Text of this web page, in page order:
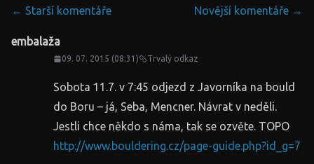
Navigace
komentářích
← Starší komentáře Novější komentáře →
embalaža
09. 07. 2015 (08:31) Trvalý odkaz
Sobota 11.7. v 7:45 odjezd z Javorníka na bould
do Boru – já, Seba, Mencner. Návrat v neděli.
Jestli chce někdo s náma, tak se ozvěte. TOPO
http://www.bouldering.cz/page-guide.php?id_g=7